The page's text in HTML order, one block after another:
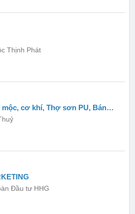
Thịnh Phát
mộc, cơ khí, Thợ sơn PU, Bán
Đầu tư HHG